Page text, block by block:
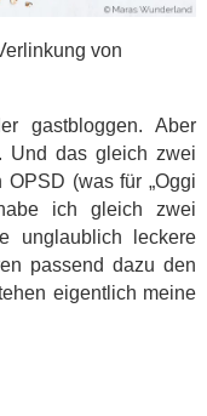
von
gastbloggen. Aber
Und das gleich zwei
(was für „Oggi
ich gleich zwei
unglaublich leckere
passend dazu den
eigentlich meine